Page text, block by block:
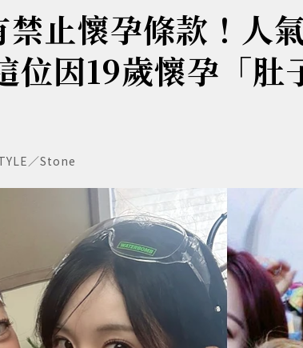
禁止懷孕條款！
位因19歲懷孕「肚
／Stone